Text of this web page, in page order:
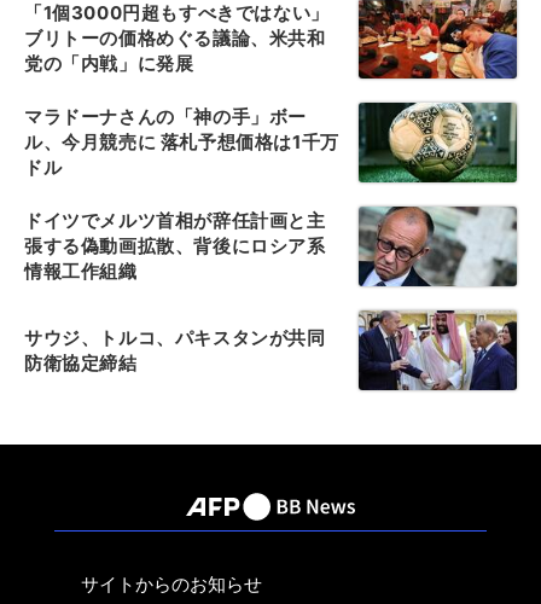
「1個3000円超もすべきではない」
ブリトーの価格めぐる議論、米共和
党の「内戦」に発展
マラドーナさんの「神の手」ボー
ル、今月競売に 落札予想価格は1千万
ドル
ドイツでメルツ首相が辞任計画と主
張する偽動画拡散、背後にロシア系
情報工作組織
サウジ、トルコ、パキスタンが共同
防衛協定締結
サイトからのお知らせ